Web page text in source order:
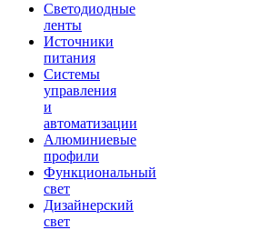
Светодиодные
ленты
Источники
питания
Системы
управления
и
автоматизации
Алюминиевые
профили
Функциональный
свет
Дизайнерский
свет